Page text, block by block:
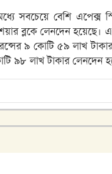
সবচেয়ে বেশি এপেক্স
ব্লকে লেনদেন হয়েছে।
৯ কোটি ৫৯ লাখ
৯৮ লাখ টাকার লেনদেন